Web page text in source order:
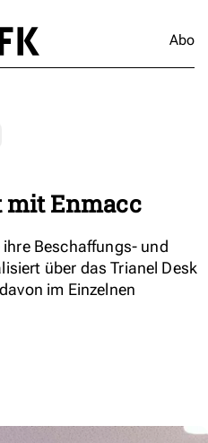
Abo
mit Enmacc
Beschaffungs- und
über das Trianel Desk
im Einzelnen